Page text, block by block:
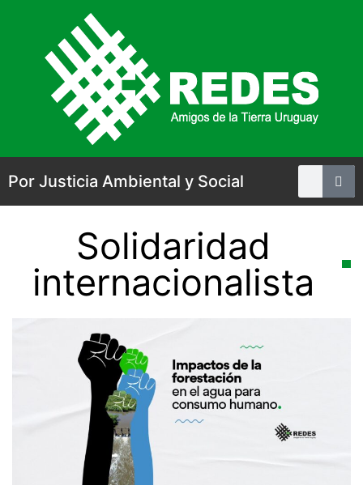
Por Justicia Ambiental y Social
Solidaridad
internacionalista